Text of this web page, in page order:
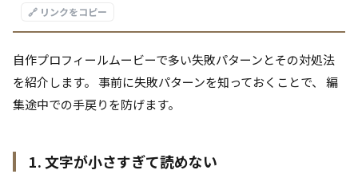
🔗 リンクをコピー
自作プロフィールムービーで多い失敗パターンとその対処法
を紹介します。 事前に失敗パターンを知っておくことで、 編
集途中での手戻りを防げます。
1. 文字が小さすぎて読めない